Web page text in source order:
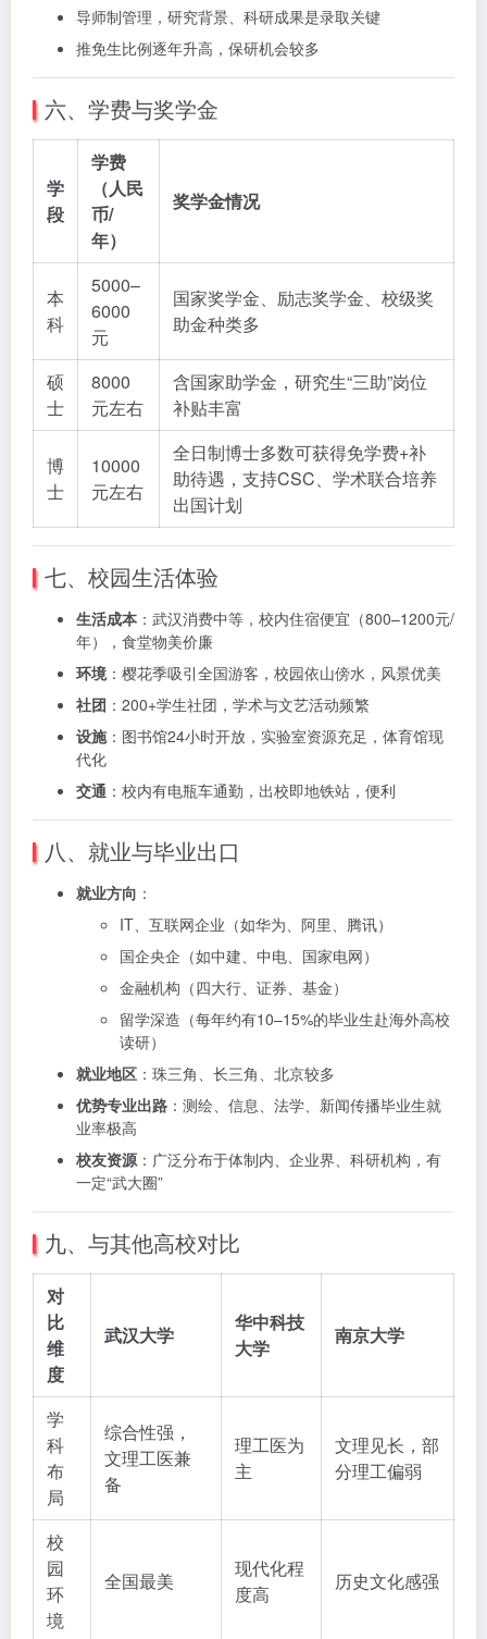
导师制管理，研究背景、科研成果是录取关键
推免生比例逐年升高，保研机会较多
六、学费与奖学金
学
段
学费
（人民
币/
年）
奖学金情况
本
科
5000–
6000
元
国家奖学金、励志奖学金、校级奖
助金种类多
硕
士
8000
元左右
含国家助学金，研究生“三助”岗位
补贴丰富
博
士
10000
元左右
全日制博士多数可获得免学费+补
助待遇，支持CSC、学术联合培养
出国计划
七、校园生活体验
生活成本 ：武汉消费中等，校内住宿便宜（800–1200元/
年），食堂物美价廉
环境 ：樱花季吸引全国游客，校园依山傍水，风景优美
社团 ：200+学生社团，学术与文艺活动频繁
设施：图书馆24小时开放，实验室资源充足，体育馆现
代化
交通 ：校内有电瓶车通勤，出校即地铁站，便利
八、就业与毕业出口
就业方向 ：
IT、互联网企业（如华为、阿里、腾讯）
国企央企（如中建、中电、国家电网）
金融机构（四大行、证券、基金）
留学深造（每年约有10–15%的毕业生赴海外高校
读研）
就业地区 ：珠三角、长三角、北京较多
优势专业出路 ：测绘、信息、法学、新闻传播毕业生就
业率极高
校友资源：广泛分布于体制内、企业界、科研机构，有
一定“武大圈”
九、与其他高校对比
对
比
维
度
武汉大学
华中科技
大学
南京大学
学
科
布
局
综合性强，
文理工医兼
备
理工医为
主
文理见长，部
分理工偏弱
校
园
环
境
全国最美
现代化程
度高
历史文化感强